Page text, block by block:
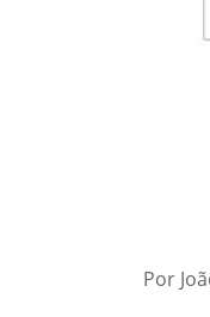
Por